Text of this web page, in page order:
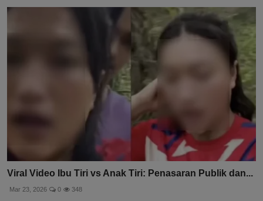
Viral Video Ibu Tiri vs Anak Tiri: Penasaran Publik dan...
Mar 23, 2026 0 348